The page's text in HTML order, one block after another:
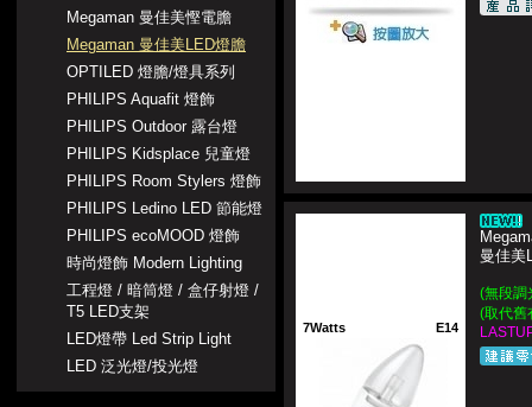
Megaman 曼佳美慳電膽
Megaman 曼佳美LED燈膽
OPTILED 燈膽/燈具系列
PHILIPS Aquafit 燈飾
PHILIPS Outdoor 露台燈
PHILIPS Kidsplace 兒童燈
PHILIPS Room Stylers 燈飾
PHILIPS Ledino LED 節能燈
PHILIPS ecoMOOD 燈飾
時尚燈飾 Modern Lighting
工程燈 / 暗筒燈 / 盒仔射燈 /
T5 LED支架
LED燈帶 Led Strip Light
LED 泛光燈/投光燈
7Watts E14
曼佳美
(無段調
(取代舊